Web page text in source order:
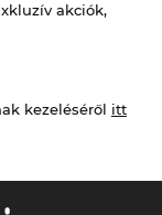
akciók,
kezeléséről itt